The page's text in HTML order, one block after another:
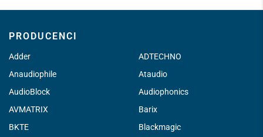
PRODUCENCI
Adder
ADTECHNO
Anaudiophile
Ataudio
AudioBlock
Audiophonics
AVMATRIX
Barix
BKTE
Blackmagic